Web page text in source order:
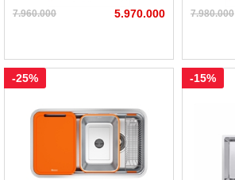
7.960.000 5.970.000 7.980.000
-25% -15%